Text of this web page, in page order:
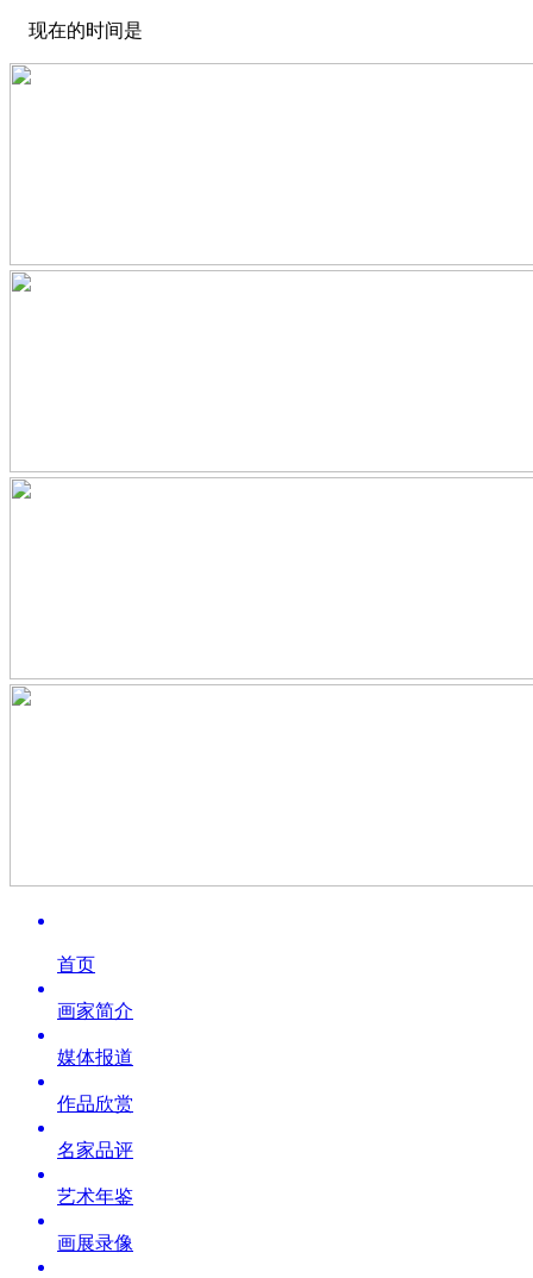
现在的时间是
首页
画家简介
媒体报道
作品欣赏
名家品评
艺术年鉴
画展录像